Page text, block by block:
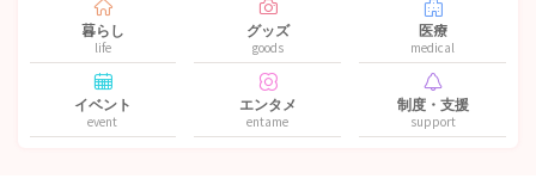
暮らし
life
グッズ
goods
医療
medical
イベント
event
エンタメ
entame
制度・支援
support